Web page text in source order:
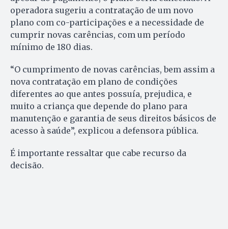
operadora sugeriu a contratação de um novo
plano com co-participações e a necessidade de
cumprir novas carências, com um período
mínimo de 180 dias.
“O cumprimento de novas carências, bem assim a
nova contratação em plano de condições
diferentes ao que antes possuía, prejudica, e
muito a criança que depende do plano para
manutenção e garantia de seus direitos básicos de
acesso à saúde”, explicou a defensora pública.
É importante ressaltar que cabe recurso da
decisão.